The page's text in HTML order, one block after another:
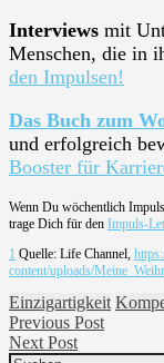
Interviews mit
Menschen, die in
den Impulsen!
Das Buch zum
und erfolgreich
Booster für
Wenn Du wöchentlich
trage Dich für den Impuls-
1 Quelle: Life Channel,
content/uploads/
Einzigartigkeit
Previous PostPrevious
Next PostNext